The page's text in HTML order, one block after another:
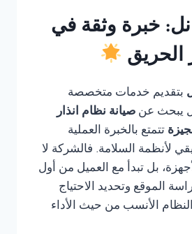
خبرة وثقة في
الحريق
بتقديم خدمات متخصصة
يبحث عن صيانة نظام انذار
تتمتع بالخبرة العملية
لأنظمة السلامة. فالشركة لا
بل تبدأ مع العميل من أول
الموقع وتحديد الاحتياج
الأنسب من حيث الأداء